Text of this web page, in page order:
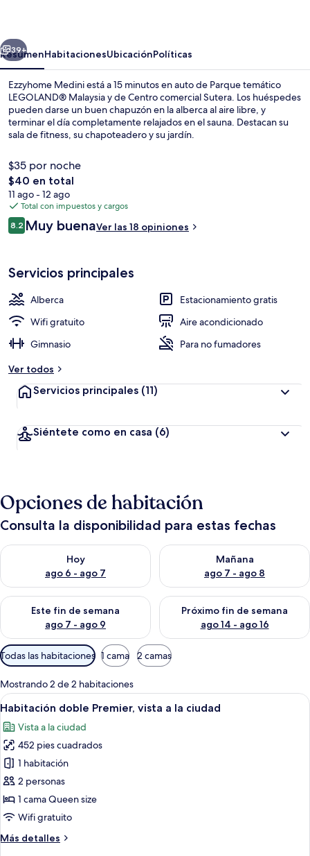
Siguiente
39+
ResumenHabitacionesUbicaciónPolíticas
Ezzyhome Medini está a 15 minutos en auto de Parque temático
LEGOLAND® Malaysia y de Centro comercial Sutera. Los huéspedes
pueden darse un buen chapuzón en la alberca al aire libre, y
terminar el día completamente relajados en el sauna. Destacan su
sala de fitness, su chapoteadero y su jardín.
$35 por noche
El
precio
total
es
de
$40 en total
11 ago - 12 ago
Total con impuestos y cargos
Opiniones
8.28.2 de 10,
Muy buenaVer las 18 opiniones
Servicios principales
Alberca
Estacionamiento gratis
Wifi gratuito
Aire acondicionado
Gimnasio
Para no fumadores
Ver todos
Servicios principales (11)
Siéntete como en casa (6)
Opciones de habitación
Consulta la disponibilidad para estas fechas
Hoy
ago 6 - ago 7
Consulta la disponibilidad para hoy ago 6 - ago 7
Mañana
ago 7 - ago 8
Consulta la disponibilidad
Este fin de semana
ago 7 - ago 9
Consulta la disponibilidad para este fin de semana ago 7 -
Próximo fin de semana
ago 14 - ago 16
Consulta la disponibilidad
Filtros
disponibles
para
las
habitaciones
Todas las habitaciones 1 cama 2 camas
Mostrando 2 de 2 habitaciones
Abrir
todas
las
fotos
de
Habitación
doble
Premier,
a
Una cama bien hecha con sábanas
6
Habitación doble Premier, vista a la ciudad
Vista a la ciudad
452 pies cuadrados
1 habitación
2 personas
1 cama Queen size
Wifi gratuito
Más detalles
Más